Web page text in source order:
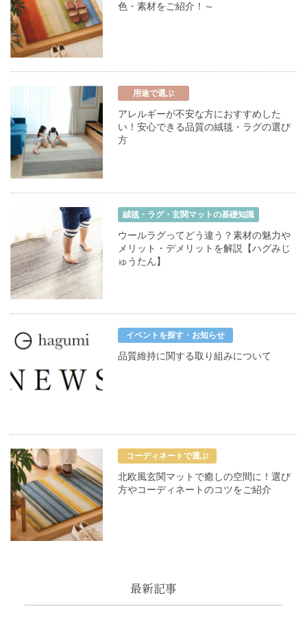
色・素材をご紹介！～
用途で選ぶ
アレルギーが不安な方におすすめした
い！安心できる品質の絨毯・ラグの選び
方
絨毯・ラグ・玄関マットの基礎知識
ウールラグってどう違う？素材の魅力や
メリット・デメリットを解説【ハグみじ
ゅうたん】
イベントを探す・お知らせ
品質維持に関する取り組みについて
コーディネートで選ぶ
北欧風玄関マットで癒しの空間に！選び
方やコーディネートのコツをご紹介
最新記事